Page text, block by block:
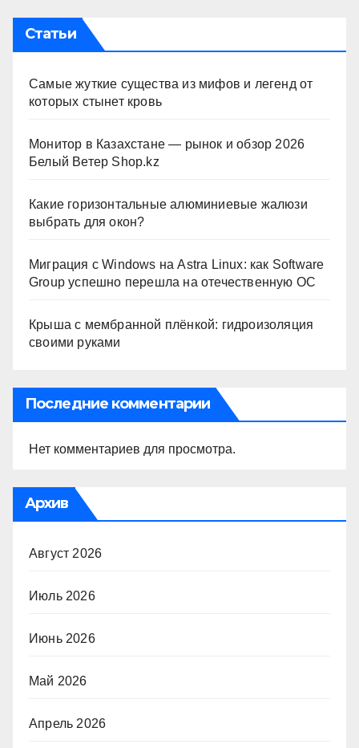
Статьи
Самые жуткие существа из мифов и легенд от
которых стынет кровь
Монитор в Казахстане — рынок и обзор 2026
Белый Ветер Shop.kz
Какие горизонтальные алюминиевые жалюзи
выбрать для окон?
Миграция с Windows на Astra Linux: как Software
Group успешно перешла на отечественную ОС
Крыша с мембранной плёнкой: гидроизоляция
своими руками
Последние комментарии
Нет комментариев для просмотра.
Архив
Август 2026
Июль 2026
Июнь 2026
Май 2026
Апрель 2026